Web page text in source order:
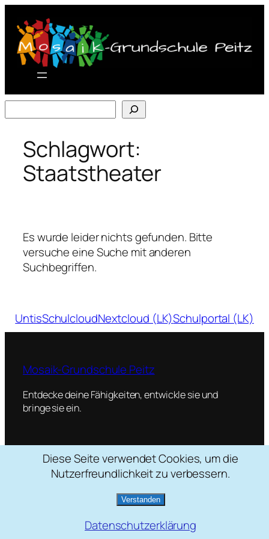
Inhalt
springen
Schlagwort:
Staatstheater
Es wurde leider nichts gefunden. Bitte
versuche eine Suche mit anderen
Suchbegriffen.
UntisSchulcloudNextcloud (LK)Schulportal (LK)
Mosaik-Grundschule Peitz
Entdecke deine Fähigkeiten, entwickle sie und
bringe sie ein.
Schulstraße 2, 03185 Peitz
035601 / 22088
mosaik[at]grundschule-peitz.de
Diese Seite verwendet Cookies, um die
Nutzerfreundlichkeit zu verbessern.
Verstanden
Datenschutzerklärung